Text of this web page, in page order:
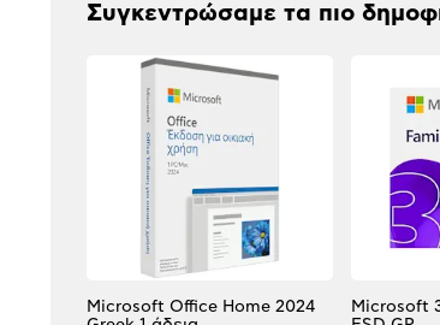
Συγκεντρώσαμε τα πιο
Microsoft Office Home 2024
Microsoft